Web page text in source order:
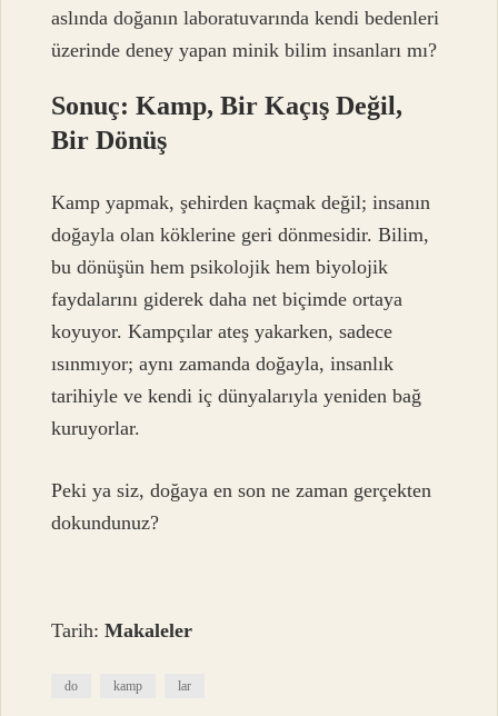
aslında doğanın laboratuvarında kendi bedenleri
üzerinde deney yapan minik bilim insanları mı?
Sonuç: Kamp, Bir Kaçış Değil,
Bir Dönüş
Kamp yapmak, şehirden kaçmak değil; insanın
doğayla olan köklerine geri dönmesidir. Bilim,
bu dönüşün hem psikolojik hem biyolojik
faydalarını giderek daha net biçimde ortaya
koyuyor. Kampçılar ateş yakarken, sadece
ısınmıyor; aynı zamanda doğayla, insanlık
tarihiyle ve kendi iç dünyalarıyla yeniden bağ
kuruyorlar.
Peki ya siz, doğaya en son ne zaman gerçekten
dokundunuz?
Tarih:Makaleler
do kamp lar